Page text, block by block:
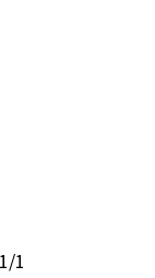
1